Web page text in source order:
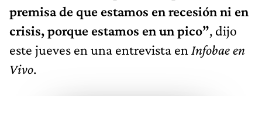
premisa de que estamos en recesión ni en
crisis, porque estamos en un pico”, dijo
este jueves en una entrevista en Infobae en
Vivo.